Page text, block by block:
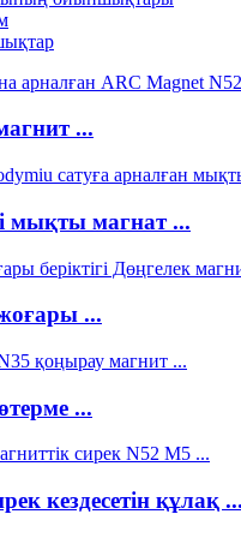
...
мықты магнат ...
...
...
кездесетін құлақ